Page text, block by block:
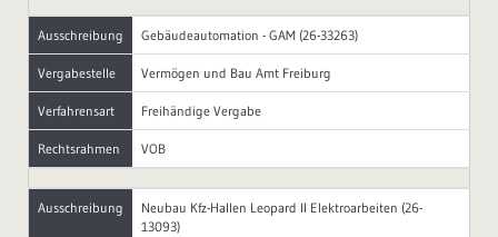
Ausschreibung Gebäudeautomation - GAM (26-33263)
Vergabestelle Vermögen und Bau Amt Freiburg
Verfahrensart Freihändige Vergabe
Rechtsrahmen VOB
Ausschreibung
Neubau Kfz-Hallen Leopard II Elektroarbeiten (26-
13093)